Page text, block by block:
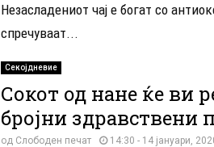
Незасладениот чај е богат со
спречуваат...
Секојдневие
Сокот од нане ќе ви
бројни здравствени
од Слободен печат 14:30 - 14 јануари,